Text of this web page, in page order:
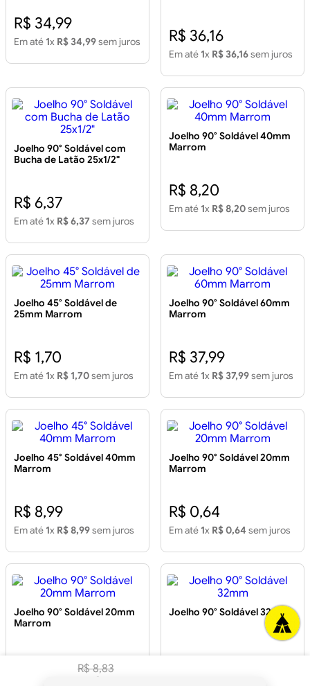
R$ 8,83
R$ 34,99
Em até 1x R$ 34,99sem juros R$ 36,16
Em até 1x R$ 36,16sem juros
Joelho 90° Soldável com
Bucha de Latão 25x1/2"
R$ 6,37
Em até 1x R$ 6,37 sem juros
Joelho 90° Soldável 40mm
Marrom
R$ 8,20
Em até 1x R$ 8,20sem juros
Joelho 45° Soldável de
25mm Marrom
R$ 1,70
Em até 1x R$ 1,70sem juros
Joelho 90° Soldável 60mm
Marrom
R$ 37,99
Em até 1x R$ 37,99sem juros
Joelho 45° Soldável 40mm
Marrom
R$ 8,99
Em até 1x R$ 8,99sem juros
Joelho 90° Soldável 20mm
Marrom
R$ 0,64
Em até 1x R$ 0,64 sem juros
Joelho 90° Soldável 20mm
Marrom
Joelho 90° Soldável 32mm